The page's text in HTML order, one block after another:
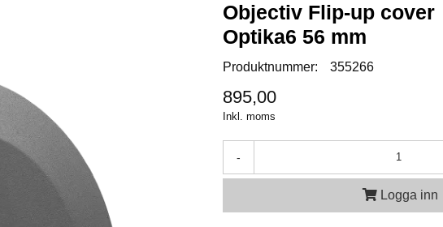
Objectiv Flip-up cover
Optika6 56 mm
Produktnummer: 355266
895,00
Inkl. moms
-
Logga inn